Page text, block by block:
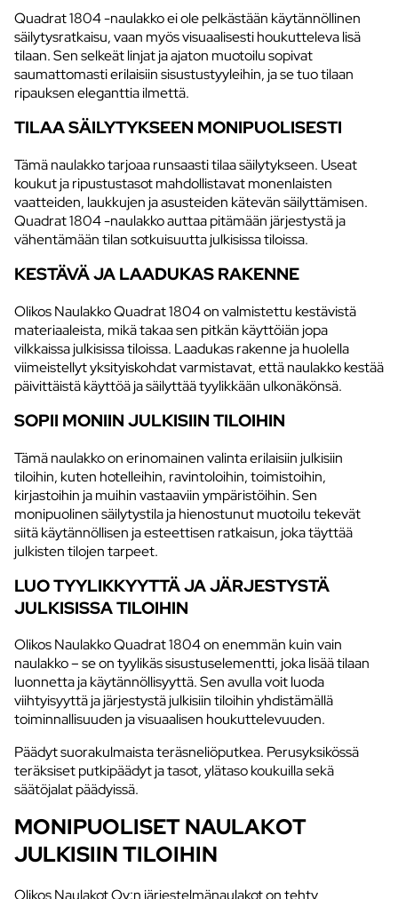
Quadrat 1804 -naulakko ei ole pelkästään käytännöllinen
säilytysratkaisu, vaan myös visuaalisesti houkutteleva lisä
tilaan. Sen selkeät linjat ja ajaton muotoilu sopivat
saumattomasti erilaisiin sisustustyyleihin, ja se tuo tilaan
ripauksen eleganttia ilmettä.
TILAA SÄILYTYKSEEN MONIPUOLISESTI
Tämä naulakko tarjoaa runsaasti tilaa säilytykseen. Useat
koukut ja ripustustasot mahdollistavat monenlaisten
vaatteiden, laukkujen ja asusteiden kätevän säilyttämisen.
Quadrat 1804 -naulakko auttaa pitämään järjestystä ja
vähentämään tilan sotkuisuutta julkisissa tiloissa.
KESTÄVÄ JA LAADUKAS RAKENNE
Olikos Naulakko Quadrat 1804 on valmistettu kestävistä
materiaaleista, mikä takaa sen pitkän käyttöiän jopa
vilkkaissa julkisissa tiloissa. Laadukas rakenne ja huolella
viimeistellyt yksityiskohdat varmistavat, että naulakko kestää
päivittäistä käyttöä ja säilyttää tyylikkään ulkonäkönsä.
SOPII MONIIN JULKISIIN TILOIHIN
Tämä naulakko on erinomainen valinta erilaisiin julkisiin
tiloihin, kuten hotelleihin, ravintoloihin, toimistoihin,
kirjastoihin ja muihin vastaaviin ympäristöihin. Sen
monipuolinen säilytystila ja hienostunut muotoilu tekevät
siitä käytännöllisen ja esteettisen ratkaisun, joka täyttää
julkisten tilojen tarpeet.
LUO TYYLIKKYYTTÄ JA JÄRJESTYSTÄ
JULKISISSA TILOIHIN
Olikos Naulakko Quadrat 1804 on enemmän kuin vain
naulakko – se on tyylikäs sisustuselementti, joka lisää tilaan
luonnetta ja käytännöllisyyttä. Sen avulla voit luoda
viihtyisyyttä ja järjestystä julkisiin tiloihin yhdistämällä
toiminnallisuuden ja visuaalisen houkuttelevuuden.
Päädyt suorakulmaista teräsneliöputkea. Perusyksikössä
teräksiset putkipäädyt ja tasot, ylätaso koukuilla sekä
säätöjalat päädyissä.
MONIPUOLISET NAULAKOT
JULKISIIN TILOIHIN
Olikos Naulakot Oy:n järjestelmänaulakot on tehty